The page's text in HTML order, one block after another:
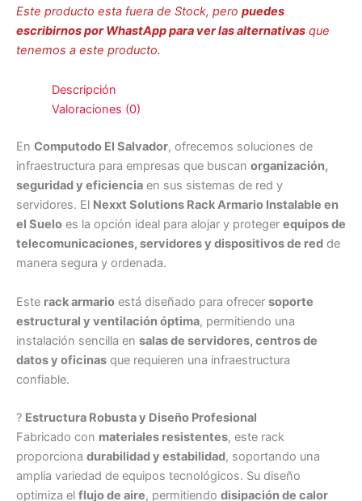
Este producto esta fuera de Stock, pero puedes
escribirnos por WhastApp para ver las alternativas que
tenemos a este producto.
Descripción
Valoraciones (0)
En Computodo El Salvador, ofrecemos soluciones de
infraestructura para empresas que buscan organización,
seguridad y eficiencia en sus sistemas de red y
servidores. El Nexxt Solutions Rack Armario Instalable en
el Suelo es la opción ideal para alojar y proteger equipos de
telecomunicaciones, servidores y dispositivos de red de
manera segura y ordenada.
Este rack armario está diseñado para ofrecer soporte
estructural y ventilación óptima, permitiendo una
instalación sencilla en salas de servidores, centros de
datos y oficinas que requieren una infraestructura
confiable.
? Estructura Robusta y Diseño Profesional
Fabricado con materiales resistentes, este rack
proporciona durabilidad y estabilidad, soportando una
amplia variedad de equipos tecnológicos. Su diseño
optimiza el flujo de aire, permitiendo disipación de calor